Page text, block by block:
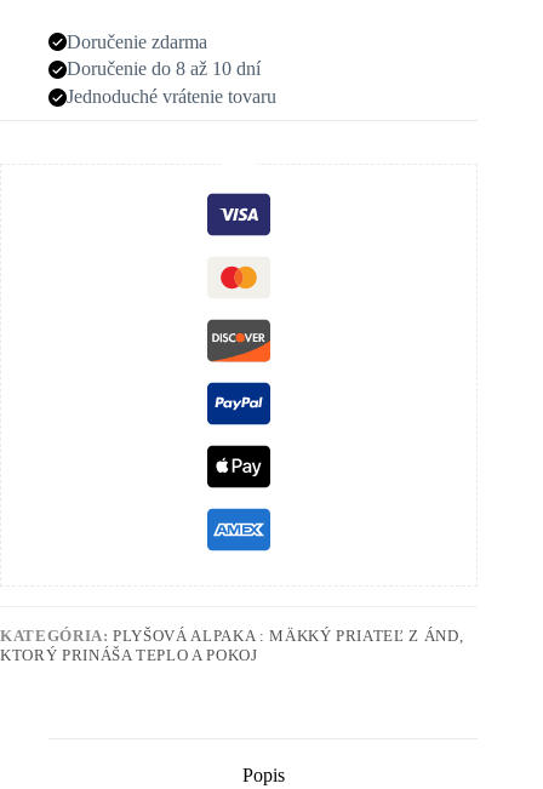
Doručenie zdarma
Doručenie do 8 až 10 dní
Jednoduché vrátenie tovaru
KATEGÓRIA:PLYŠOVÁ ALPAKA : MÄKKÝ PRIATEĽ Z ÁND,
KTORÝ PRINÁŠA TEPLO A POKOJ
Popis